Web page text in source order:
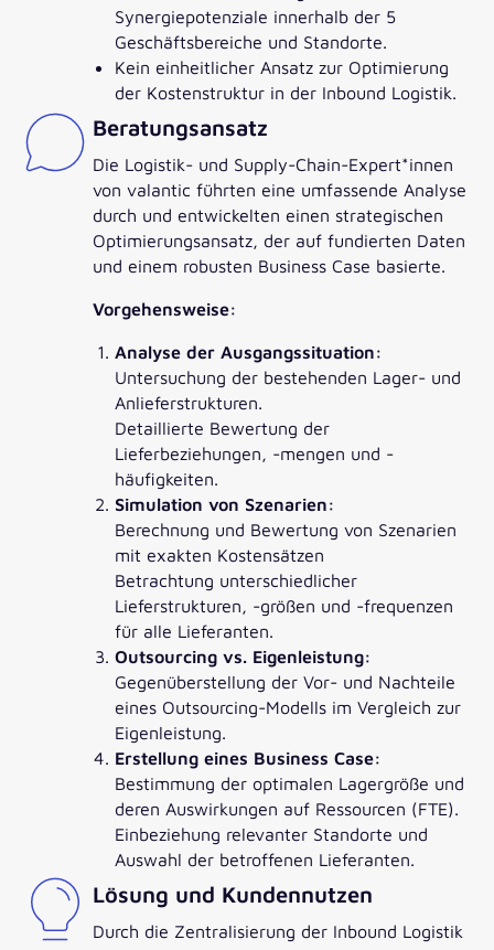
Synergiepotenziale innerhalb der 5
Geschäftsbereiche und Standorte.
Kein einheitlicher Ansatz zur Optimierung
der Kostenstruktur in der Inbound Logistik.
Beratungsansatz
Die Logistik- und Supply-Chain-Expert*innen
von valantic führten eine umfassende Analyse
durch und entwickelten einen strategischen
Optimierungsansatz, der auf fundierten Daten
und einem robusten Business Case basierte.
Vorgehensweise:
Analyse der Ausgangssituation:
Untersuchung der bestehenden Lager- und
Anlieferstrukturen.
Detaillierte Bewertung der
Lieferbeziehungen, -mengen und -
häufigkeiten.
Simulation von Szenarien:
Berechnung und Bewertung von Szenarien
mit exakten Kostensätzen
Betrachtung unterschiedlicher
Lieferstrukturen, -größen und -frequenzen
für alle Lieferanten.
Outsourcing vs. Eigenleistung:
Gegenüberstellung der Vor- und Nachteile
eines Outsourcing-Modells im Vergleich zur
Eigenleistung.
Erstellung eines Business Case:
Bestimmung der optimalen Lagergröße und
deren Auswirkungen auf Ressourcen (FTE).
Einbeziehung relevanter Standorte und
Auswahl der betroffenen Lieferanten.
Lösung und Kundennutzen
Durch die Zentralisierung der Inbound Logistik